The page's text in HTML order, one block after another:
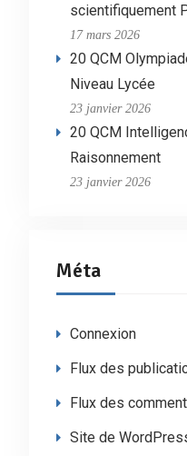
scientifiquement
17 mars 2026
20 QCM
Niveau Lycée
23 janvier 2026
20 QCM
Raisonnement
23 janvier 2026
Méta
Connexion
Flux des
Flux des
Site de